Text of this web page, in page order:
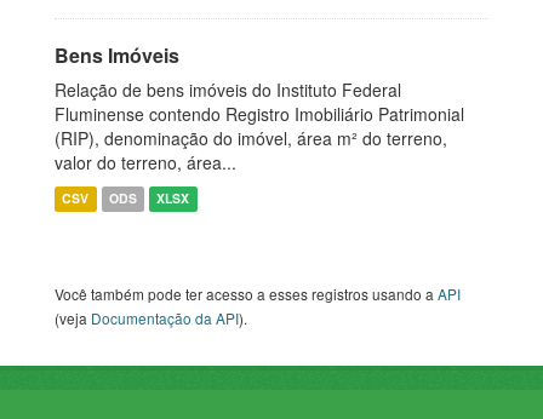
Bens Imóveis
Relação de bens imóveis do Instituto Federal
Fluminense contendo Registro Imobiliário Patrimonial
(RIP), denominação do imóvel, área m² do terreno,
valor do terreno, área...
CSV ODS XLSX
Você também pode ter acesso a esses registros usando aAPI
(veja Documentação da API).